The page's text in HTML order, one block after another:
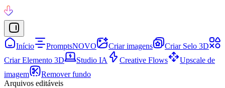
Início PromptsNOVO Criar imagens
Criar Selo 3D
Criar Elemento 3D
Studio IA Creative Flows
Upscale de
imagem
Remover fundo
Arquivos editáveis